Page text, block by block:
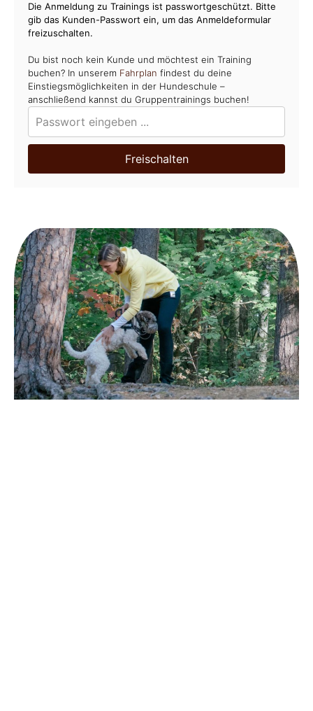
Die Anmeldung zu Trainings ist passwortgeschützt. Bitte
gib das Kunden-Passwort ein, um das Anmeldeformular
freizuschalten.
Du bist noch kein Kunde und möchtest ein Training
buchen? In unserem Fahrplan findest du deine
Einstiegsmöglichkeiten in der Hundeschule –
anschließend kannst du Gruppentrainings buchen!
Freischalten